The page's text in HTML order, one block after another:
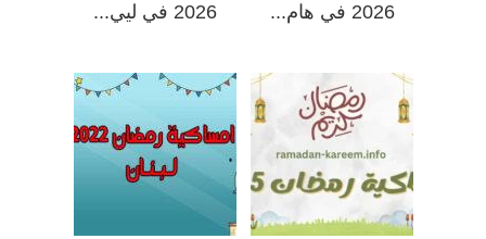
2026 في هام...
2026 في ليي...